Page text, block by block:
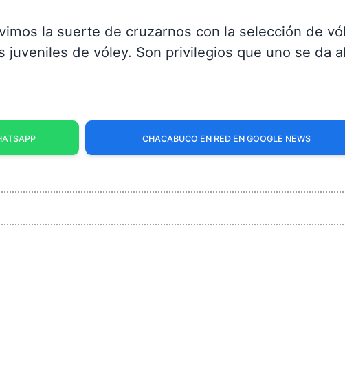
la suerte de cruzarnos con la selección de
juveniles de vóley. Son privilegios que uno se da al
CHACABUCO EN RED EN GOOGLE NEWS